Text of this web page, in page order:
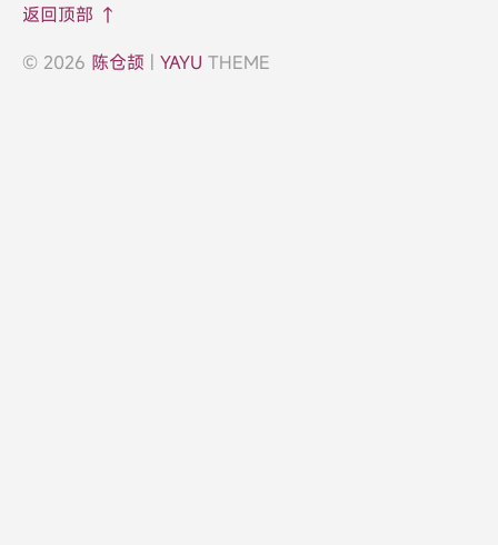
返回顶部 ↑
© 2026 陈仓颉 | YAYU THEME